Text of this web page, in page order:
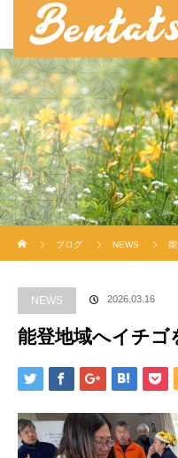
ブログ
NEWS
NEWS 2026.03.16
能登地域へイチゴ